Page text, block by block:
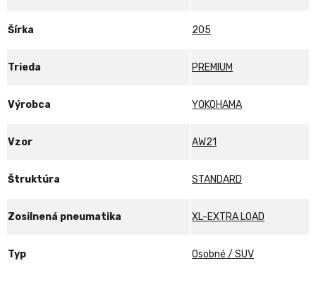
Šírka 205
Trieda PREMIUM
Výrobca YOKOHAMA
Vzor AW21
Štruktúra STANDARD
Zosilnená pneumatika XL-EXTRA LOAD
Typ Osobné / SUV